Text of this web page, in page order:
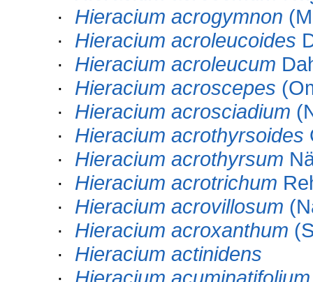
· Hieracium acrogymnon
· Hieracium acroleucoides
· Hieracium acroleucum
· Hieracium acroscepes
· Hieracium acrosciadium
· Hieracium acrothyrsoides
· Hieracium acrothyrsum
· Hieracium acrotrichum
· Hieracium acrovillosum
· Hieracium acroxanthum
· Hieracium actinidens
· Hieracium acuminatifolium